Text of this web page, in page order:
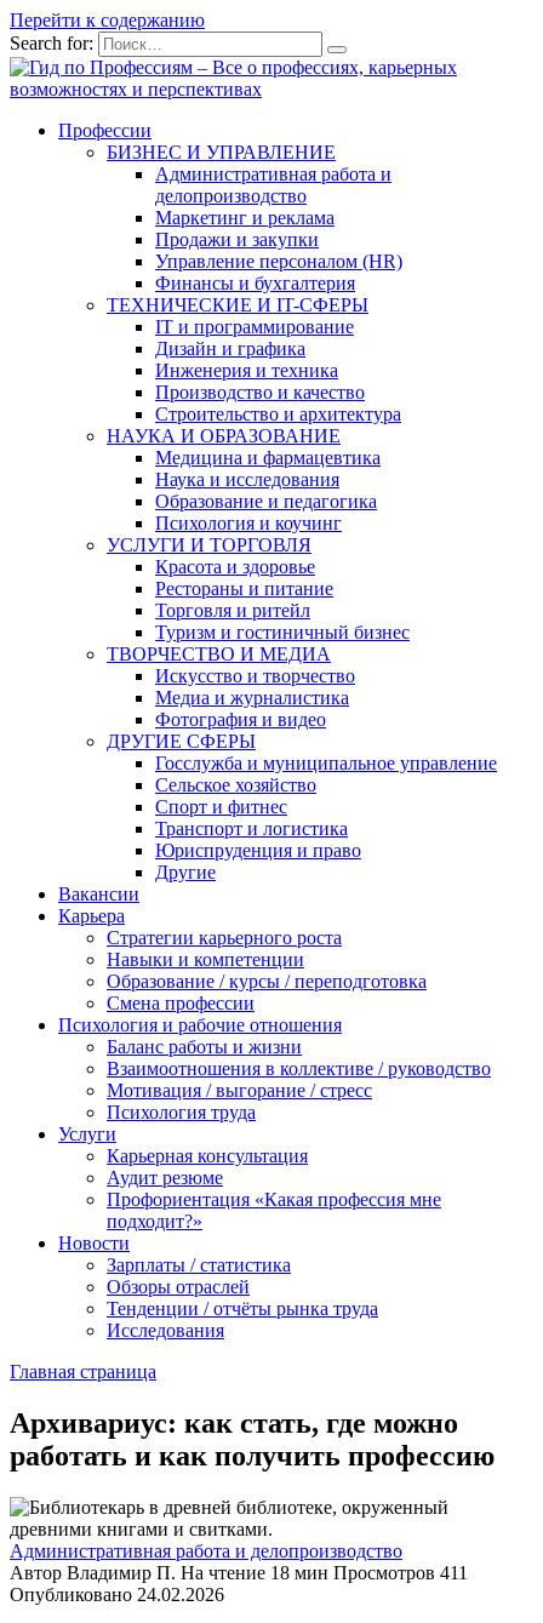
Перейти к содержанию
Search for:
Профессии
БИЗНЕС И УПРАВЛЕНИЕ
Административная работа и
делопроизводство
Маркетинг и реклама
Продажи и закупки
Управление персоналом (HR)
Финансы и бухгалтерия
ТЕХНИЧЕСКИЕ И IT-СФЕРЫ
IT и программирование
Дизайн и графика
Инженерия и техника
Производство и качество
Строительство и архитектура
НАУКА И ОБРАЗОВАНИЕ
Медицина и фармацевтика
Наука и исследования
Образование и педагогика
Психология и коучинг
УСЛУГИ И ТОРГОВЛЯ
Красота и здоровье
Рестораны и питание
Торговля и ритейл
Туризм и гостиничный бизнес
ТВОРЧЕСТВО И МЕДИА
Искусство и творчество
Медиа и журналистика
Фотография и видео
ДРУГИЕ СФЕРЫ
Госслужба и муниципальное управление
Сельское хозяйство
Спорт и фитнес
Транспорт и логистика
Юриспруденция и право
Другие
Вакансии
Карьера
Стратегии карьерного роста
Навыки и компетенции
Образование / курсы / переподготовка
Смена профессии
Психология и рабочие отношения
Баланс работы и жизни
Взаимоотношения в коллективе / руководство
Мотивация / выгорание / стресс
Психология труда
Услуги
Карьерная консультация
Аудит резюме
Профориентация «Какая профессия мне
подходит?»
Новости
Зарплаты / статистика
Обзоры отраслей
Тенденции / отчёты рынка труда
Исследования
Главная страница
Архивариус: как стать, где можно
работать и как получить профессию
Административная работа и делопроизводство
Автор Владимир П. На чтение 18 мин Просмотров 411
Опубликовано 24.02.2026